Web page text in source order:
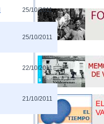
25/10/2011
25/10/2011
22/10/2011
21/10/2011